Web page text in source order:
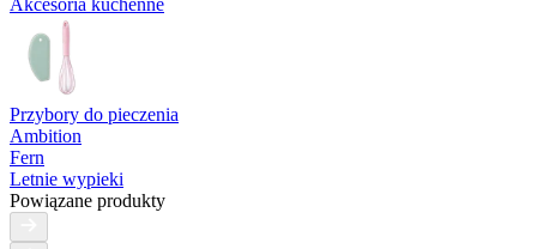
Akcesoria kuchenne
Przybory do pieczenia
Ambition
Fern
Letnie wypieki
Powiązane produkty